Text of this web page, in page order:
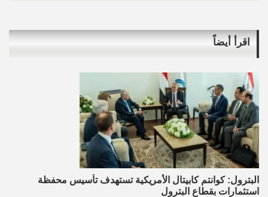
اقرأ أيضاً
البترول: كوانتم كابيتال الأمريكية تستهدف تأسيس محفظة
استثمارات بقطاع البترول